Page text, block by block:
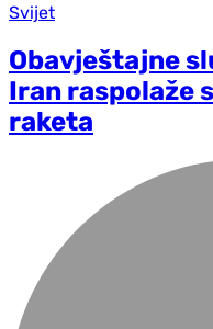
Svijet
Obavještajne
Iran raspolaže
raketa